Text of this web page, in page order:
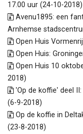
17.00 uur (24-10-2018)
Avenu1895: een
Arnhemse
Open Huis
Open Huis:
Open Huis 10
2018)
'Op de koffie' deel
(6-9-2018)
Op de koffie in
(23-8-2018)